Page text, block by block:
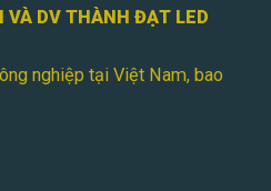
Mini
VÀ DV THÀNH ĐẠT LED
nghiệp tại Việt Nam, bao